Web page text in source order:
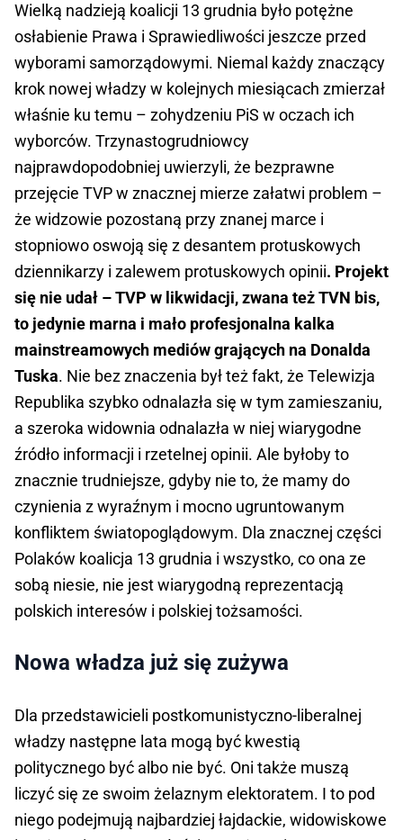
Wielką nadzieją koalicji 13 grudnia było potężne
osłabienie Prawa i Sprawiedliwości jeszcze przed
wyborami samorządowymi. Niemal każdy znaczący
krok nowej władzy w kolejnych miesiącach zmierzał
właśnie ku temu – zohydzeniu PiS w oczach ich
wyborców. Trzynastogrudniowcy
najprawdopodobniej uwierzyli, że bezprawne
przejęcie TVP w znacznej mierze załatwi problem –
że widzowie pozostaną przy znanej marce i
stopniowo oswoją się z desantem protuskowych
dziennikarzy i zalewem protuskowych opinii. Projekt
się nie udał – TVP w likwidacji, zwana też TVN bis,
to jedynie marna i mało profesjonalna kalka
mainstreamowych mediów grających na Donalda
Tuska. Nie bez znaczenia był też fakt, że Telewizja
Republika szybko odnalazła się w tym zamieszaniu,
a szeroka widownia odnalazła w niej wiarygodne
źródło informacji i rzetelnej opinii. Ale byłoby to
znacznie trudniejsze, gdyby nie to, że mamy do
czynienia z wyraźnym i mocno ugruntowanym
konfliktem światopoglądowym. Dla znacznej części
Polaków koalicja 13 grudnia i wszystko, co ona ze
sobą niesie, nie jest wiarygodną reprezentacją
polskich interesów i polskiej tożsamości.
Nowa władza już się zużywa
Dla przedstawicieli postkomunistyczno-liberalnej
władzy następne lata mogą być kwestią
politycznego być albo nie być. Oni także muszą
liczyć się ze swoim żelaznym elektoratem. I to pod
niego podejmują najbardziej łajdackie, widowiskowe